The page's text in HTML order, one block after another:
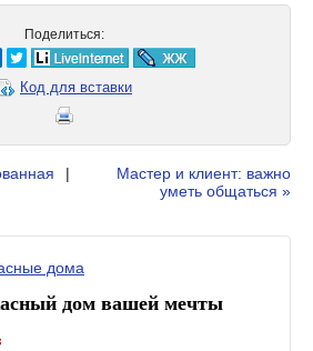
Поделиться:
Код для вставки
|
Мастер и клиент: важно
уметь общаться »
дом вашей мечты